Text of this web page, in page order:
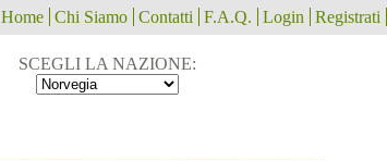
Home Chi Siamo Contatti F.A.Q. Login Registrati
SCEGLI LA NAZIONE: